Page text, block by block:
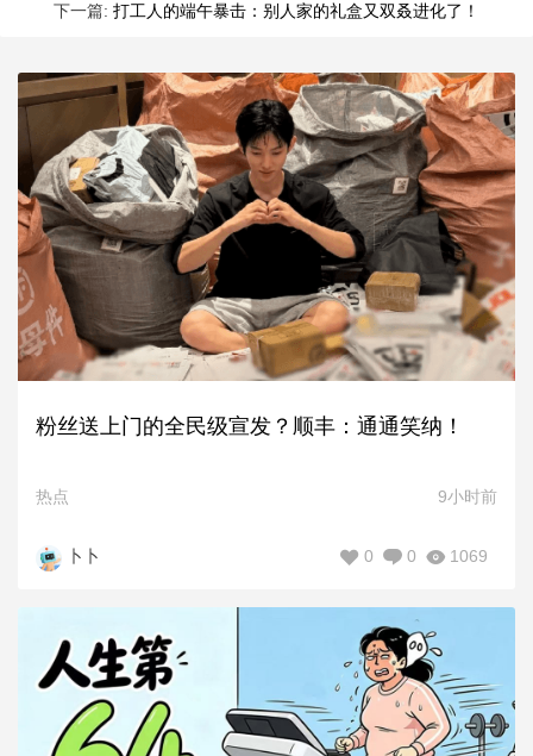
下一篇: 打工人的端午暴击：别人家的礼盒又双叒进化了！
粉丝送上门的全民级宣发？顺丰：通通笑纳！
热点 9小时前
卜卜 1069
0
0